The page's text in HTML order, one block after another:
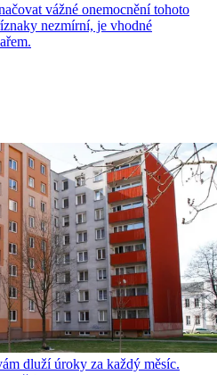
vážné onemocnění tohoto
nezmírní, je vhodné
dluží úroky za každý měsíc.